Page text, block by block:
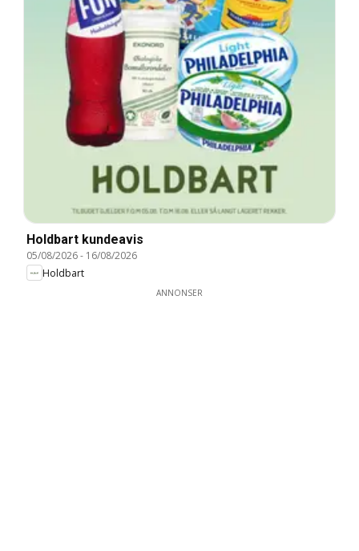
Holdbart kundeavis
05/08/2026- 16/08/2026
Holdbart
ANNONSER